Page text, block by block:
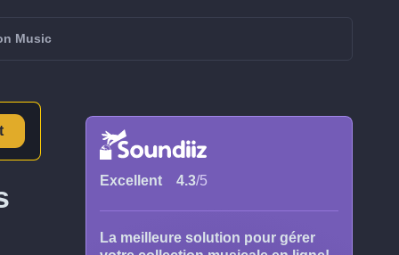
Music
Excellent 4.3/5
La meilleure solution pour gérer